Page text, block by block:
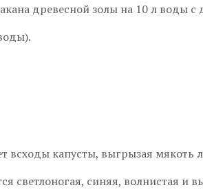
древесной золы на 10 л воды
капусты, выгрызая мякоть
светлоногая, синяя, волнистая и